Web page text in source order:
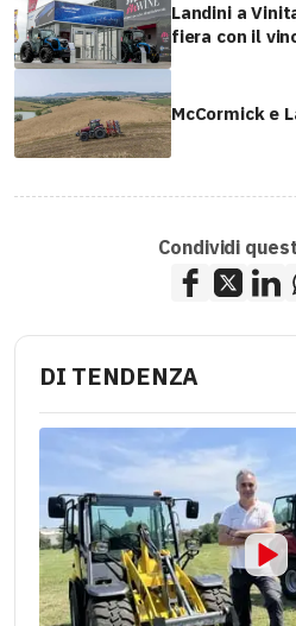
Landini a
fiera con il
McCormick e
Condividi
DI TENDENZA